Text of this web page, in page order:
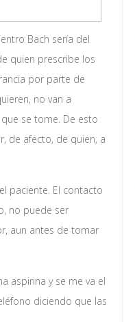
Bach sería del
quien prescribe los
por parte de
no van a
se tome. De esto
de afecto, de quien, a
paciente. El contacto
no puede ser
aun antes de tomar
aspirina y se me va el
diciendo que las